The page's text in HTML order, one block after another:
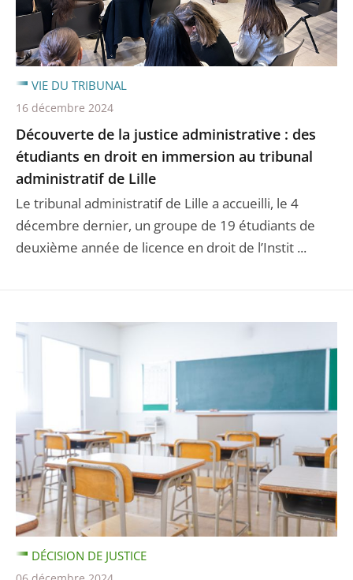
Découverte de la justice administrative : des
étudiants en droit en immersion au tribunal
administratif de Lille
Le tribunal administratif de Lille a accueilli, le 4
décembre dernier, un groupe de 19 étudiants de
deuxième année de licence en droit de l’Instit ...
VIE DU TRIBUNAL
16 décembre 2024
DÉCISION DE JUSTICE